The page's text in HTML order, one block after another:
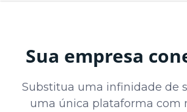
Sua empresa
Substitua uma infinidade de
uma única plataforma com